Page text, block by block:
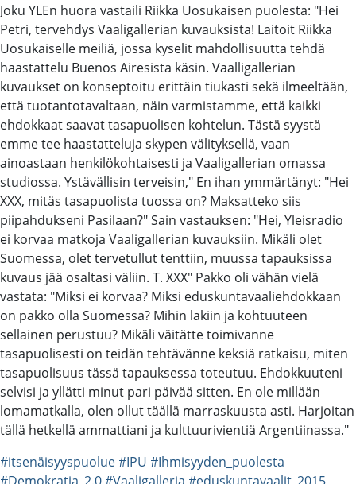
Joku YLEn huora vastaili Riikka Uosukaisen puolesta: "Hei
Petri, tervehdys Vaaligallerian kuvauksista! Laitoit Riikka
Uosukaiselle meiliä, jossa kyselit mahdollisuutta tehdä
haastattelu Buenos Airesista käsin. Vaalligallerian
kuvaukset on konseptoitu erittäin tiukasti sekä ilmeeltään,
että tuotantotavaltaan, näin varmistamme, että kaikki
ehdokkaat saavat tasapuolisen kohtelun. Tästä syystä
emme tee haastatteluja skypen välityksellä, vaan
ainoastaan henkilökohtaisesti ja Vaaligallerian omassa
studiossa. Ystävällisin terveisin," En ihan ymmärtänyt: "Hei
XXX, mitäs tasapuolista tuossa on? Maksatteko siis
piipahdukseni Pasilaan?" Sain vastauksen: "Hei, Yleisradio
ei korvaa matkoja Vaaligallerian kuvauksiin. Mikäli olet
Suomessa, olet tervetullut tenttiin, muussa tapauksissa
kuvaus jää osaltasi väliin. T. XXX" Pakko oli vähän vielä
vastata: "Miksi ei korvaa? Miksi eduskuntavaaliehdokkaan
on pakko olla Suomessa? Mihin lakiin ja kohtuuteen
sellainen perustuu? Mikäli väitätte toimivanne
tasapuolisesti on teidän tehtävänne keksiä ratkaisu, miten
tasapuolisuus tässä tapauksessa toteutuu. Ehdokkuuteni
selvisi ja yllätti minut pari päivää sitten. En ole millään
lomamatkalla, olen ollut täällä marraskuusta asti. Harjoitan
tällä hetkellä ammattiani ja kulttuurivientiä Argentiinassa."
#itsenäisyyspuolue#IPU #Ihmisyyden_puolesta